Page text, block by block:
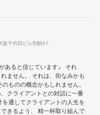
阪千代田ビル別館4Ｆ
あると信じています』 それ
ません。 それは、街なみかも
ものの概念かもしれません。
クライアントとの対話に一番
通してクライアントの人生を
きるよう、 精一杯取り組んで